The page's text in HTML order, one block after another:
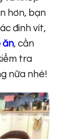
hơn, bạn
đinh vít,
ăn, cần
tra
nữa nhé!